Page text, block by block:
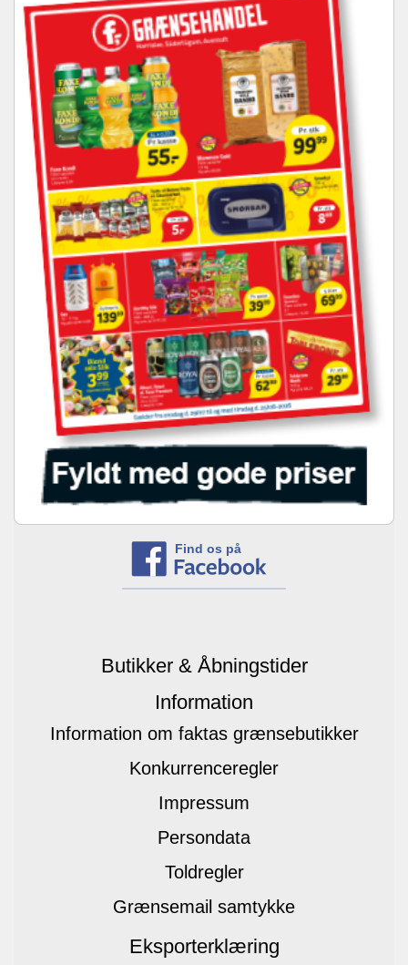
Find os på
Butikker & Åbningstider
Information
Information om faktas grænsebutikker
Konkurrenceregler
Impressum
Persondata
Toldregler
Grænsemail samtykke
Eksporterklæring